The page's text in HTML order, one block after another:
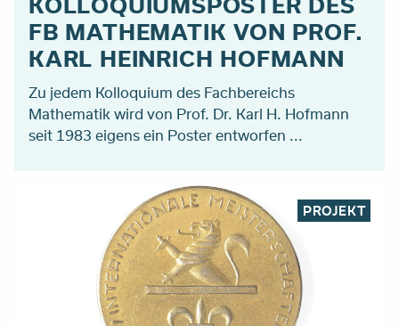
FB MATHEMATIK VON PROF.
KARL HEINRICH HOFMANN
Zu jedem Kolloquium des Fachbereichs
Mathematik wird von Prof. Dr. Karl H. Hofmann
seit 1983 eigens ein Poster entworfen ...
PROJEKT